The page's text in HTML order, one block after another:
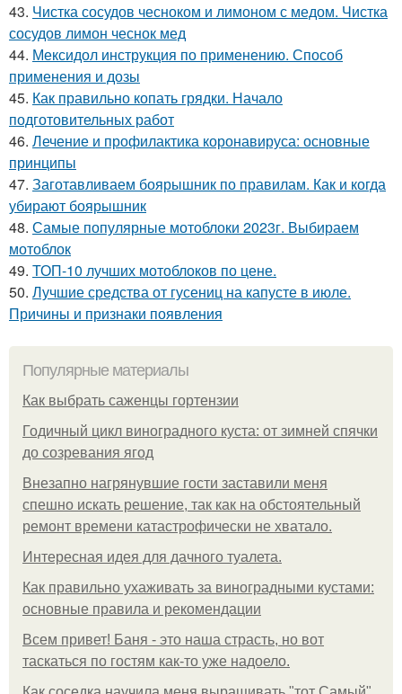
43. Чистка сосудов чесноком и лимоном с медом. Чистка
сосудов лимон чеснок мед
44. Мексидол инструкция по применению. Способ
применения и дозы
45. Как правильно копать грядки. Начало
подготовительных работ
46. Лечение и профилактика коронавируса: основные
принципы
47. Заготавливаем боярышник по правилам. Как и когда
убирают боярышник
48. Самые популярные мотоблоки 2023г. Выбираем
мотоблок
49. ТОП-10 лучших мотоблоков по цене.
50. Лучшие средства от гусениц на капусте в июле.
Причины и признаки появления
Популярные материалы
Как выбрать саженцы гортензии
Годичный цикл виноградного куста: от зимней спячки
до созревания ягод
Внезапно нагрянувшие гости заставили меня
спешно искать решение, так как на обстоятельный
ремонт времени катастрофически не хватало.
Интересная идея для дачного туалета.
Как правильно ухаживать за виноградными кустами:
основные правила и рекомендации
Всем привет! Баня - это наша страсть, но вот
таскаться по гостям как-то уже надоело.